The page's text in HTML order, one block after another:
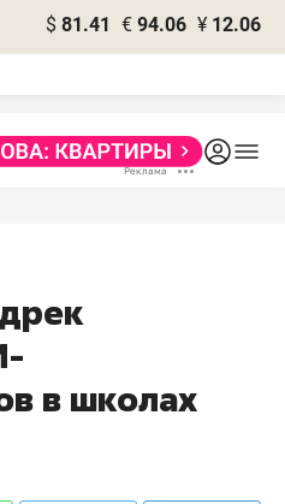
$ 81.41 € 94.06 ¥ 12.06
в школах